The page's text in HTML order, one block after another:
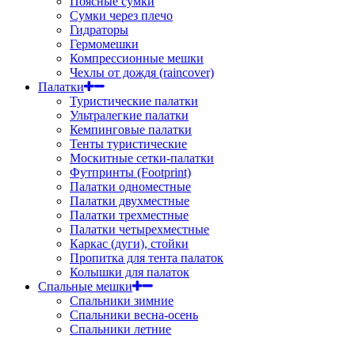
Сумки через плечо
Гидраторы
Гермомешки
Компрессионные мешки
Чехлы от дождя (raincover)
Палатки
Туристические палатки
Ультралегкие палатки
Кемпинговые палатки
Тенты туристические
Москитные сетки-палатки
Футпринты (Footprint)
Палатки одноместные
Палатки двухместные
Палатки трехместные
Палатки четырехместные
Каркас (дуги), стойки
Пропитка для тента палаток
Колышки для палаток
Спальные мешки
Спальники зимние
Спальники весна-осень
Спальники летние